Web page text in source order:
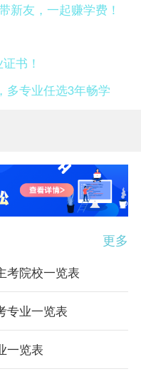
新友，一起赚学费！
书！
多专业任选3年畅学
更多
考院校一览表
专业一览表
一览表